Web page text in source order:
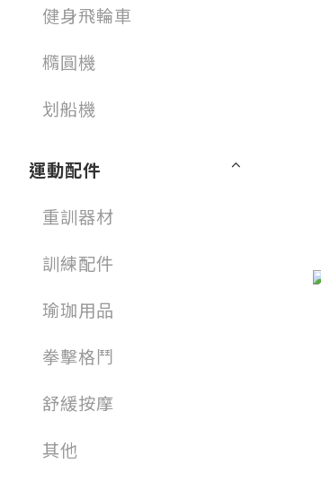
健身飛輪車
橢圓機
划船機
運動配件
重訓器材
訓練配件
瑜珈用品
拳擊格鬥
舒緩按摩
其他